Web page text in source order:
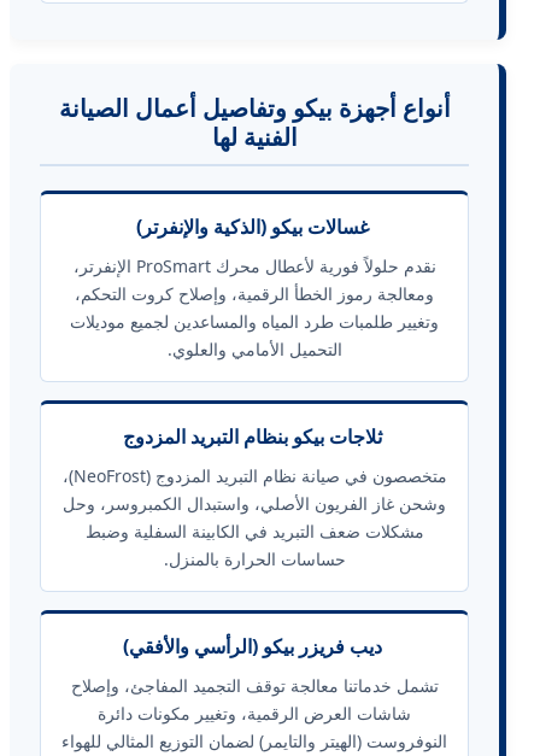
أنواع أجهزة بيكو وتفاصيل أعمال الصيانة
الفنية لها
غسالات بيكو (الذكية والإنفرتر)
نقدم حلولاً فورية لأعطال محرك ProSmart الإنفرتر،
ومعالجة رموز الخطأ الرقمية، وإصلاح كروت التحكم،
وتغيير طلمبات طرد المياه والمساعدين لجميع موديلات
التحميل الأمامي والعلوي.
ثلاجات بيكو بنظام التبريد المزدوج
متخصصون في صيانة نظام التبريد المزدوج (NeoFrost)،
وشحن غاز الفريون الأصلي، واستبدال الكمبروسر، وحل
مشكلات ضعف التبريد في الكابينة السفلية وضبط
حساسات الحرارة بالمنزل.
ديب فريزر بيكو (الرأسي والأفقي)
تشمل خدماتنا معالجة توقف التجميد المفاجئ، وإصلاح
شاشات العرض الرقمية، وتغيير مكونات دائرة
النوفروست (الهيتر والتايمر) لضمان التوزيع المثالي للهواء